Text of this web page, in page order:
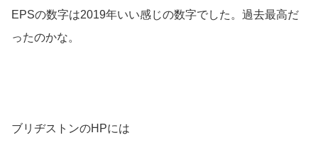
EPSの数字は2019年いい感じの数字でした。過去最高だ
ったのかな。
ブリヂストンのHPには